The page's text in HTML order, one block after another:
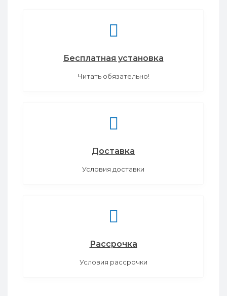
Бесплатная установка
Читать обязательно!
Доставка
Условия доставки
Рассрочка
Условия рассрочки